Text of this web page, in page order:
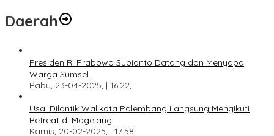
Daerah
Presiden RI Prabowo Subianto Datang dan Menyapa
Warga Sumsel
Rabu, 23-04-2025, | 16:22,
Usai Dilantik Walikota Palembang Langsung Mengikuti
Retreat di Magelang
Kamis, 20-02-2025, | 17:58,